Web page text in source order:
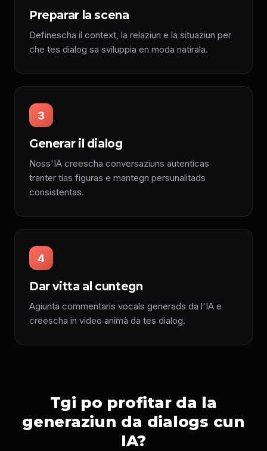
Preparar la scena
Definescha il context, la relaziun e la situaziun per
che tes dialog sa sviluppia en moda natirala.
3
Generar il dialog
Noss'IA creescha conversaziuns autenticas
tranter tias figuras e mantegn persunalitads
consistentas.
4
Dar vitta al cuntegn
Agiunta commentaris vocals generads da l'IA e
creescha in video animà da tes dialog.
Tgi po profitar da la
generaziun da dialogs cun
IA?